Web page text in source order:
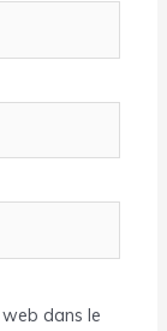
dans le